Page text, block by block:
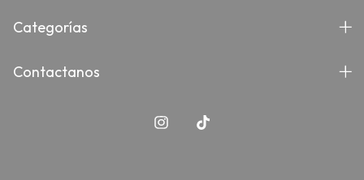
Categorías
Contactanos